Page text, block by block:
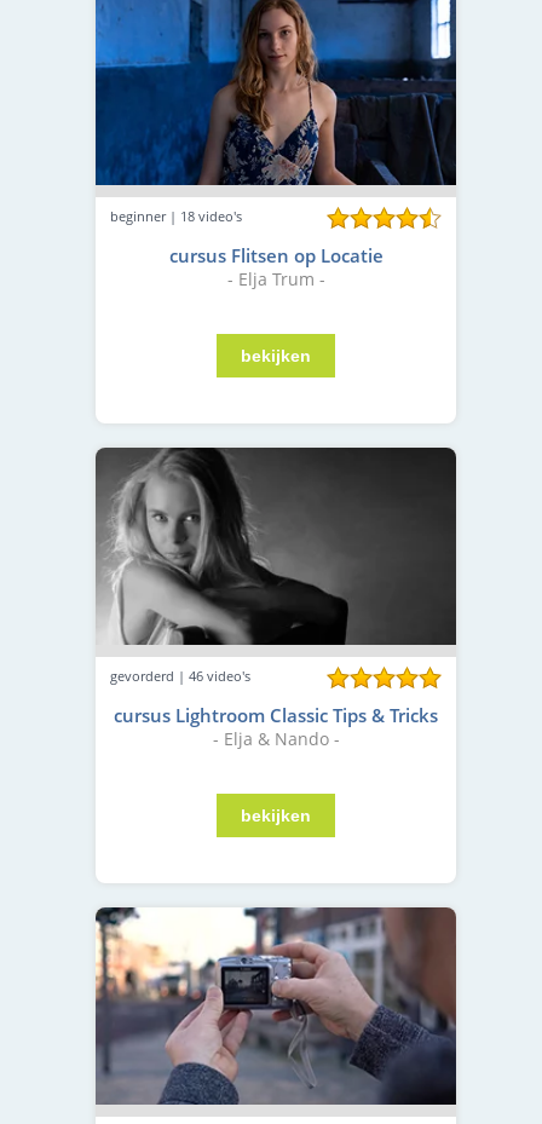
beginner | 18 video's
cursus Flitsen op Locatie
- Elja Trum -
gevorderd | 46 video's
cursus Lightroom Classic Tips & Tricks
- Elja & Nando -